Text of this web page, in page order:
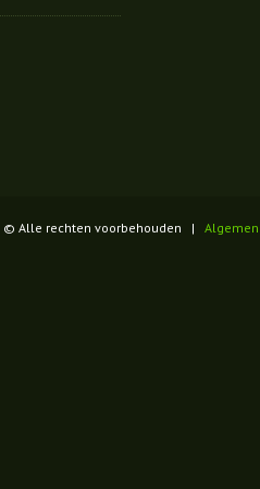
© Alle rechten voorbehouden |